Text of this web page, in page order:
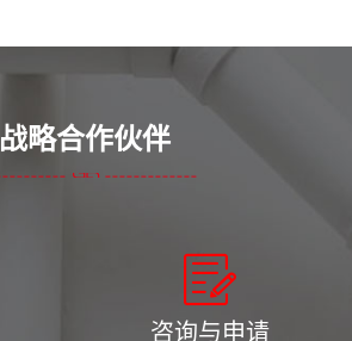
战略合作伙伴
咨询与申请